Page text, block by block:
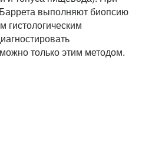
выполняют биопсию
только этим методом.